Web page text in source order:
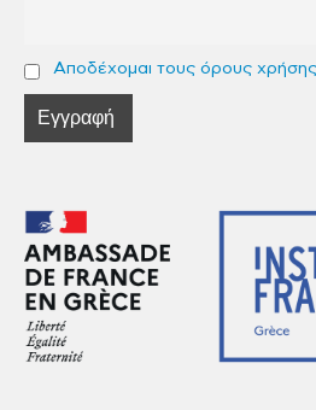
Αποδέχομαι τους όρους χρήσης